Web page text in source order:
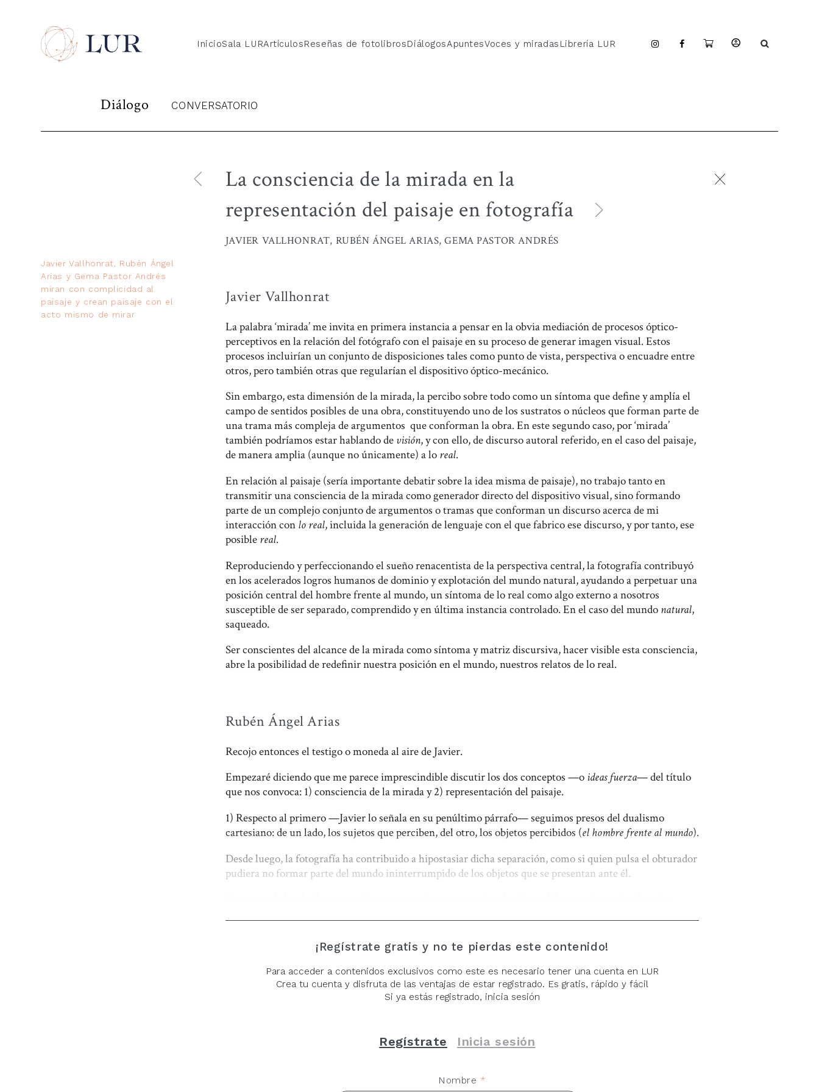
InicioSala LURArtículosReseñas de fotolibrosDiálogosApuntesVoces y miradasLibrería LUR
Diálogo CONVERSATORIO
Javier Vallhonrat, Rubén Ángel
Arias y Gema Pastor Andrés
miran con complicidad al
paisaje y crean paisaje con el
acto mismo de mirar
La consciencia de la mirada en la
representación del paisaje en fotografía
JAVIER VALLHONRAT, RUBÉN ÁNGEL ARIAS, GEMA PASTOR ANDRÉS
Javier Vallhonrat
La palabra ‘mirada’ me invita en primera instancia a pensar en la obvia mediación de procesos óptico-
perceptivos en la relación del fotógrafo con el paisaje en su proceso de generar imagen visual. Estos
procesos incluirían un conjunto de disposiciones tales como punto de vista, perspectiva o encuadre entre
otros, pero también otras que regularían el dispositivo óptico-mecánico.
Sin embargo, esta dimensión de la mirada, la percibo sobre todo como un síntoma que define y amplía el
campo de sentidos posibles de una obra, constituyendo uno de los sustratos o núcleos que forman parte de
una trama más compleja de argumentos que conforman la obra. En este segundo caso, por ‘mirada’
también podríamos estar hablando de visión, y con ello, de discurso autoral referido, en el caso del paisaje,
de manera amplia (aunque no únicamente) a lo real.
En relación al paisaje (sería importante debatir sobre la idea misma de paisaje), no trabajo tanto en
transmitir una consciencia de la mirada como generador directo del dispositivo visual, sino formando
parte de un complejo conjunto de argumentos o tramas que conforman un discurso acerca de mi
interacción conlo real, incluida la generación de lenguaje con el que fabrico ese discurso, y por tanto, ese
posible real.
Reproduciendo y perfeccionando el sueño renacentista de la perspectiva central, la fotografía contribuyó
en los acelerados logros humanos de dominio y explotación del mundo natural, ayudando a perpetuar una
posición central del hombre frente al mundo, un síntoma de lo real como algo externo a nosotros
susceptible de ser separado, comprendido y en última instancia controlado. En el caso del mundo natural,
saqueado.
Ser conscientes del alcance de la mirada como síntoma y matriz discursiva, hacer visible esta consciencia,
abre la posibilidad de redefinir nuestra posición en el mundo, nuestros relatos de lo real.
Rubén Ángel Arias
Recojo entonces el testigo o moneda al aire de Javier.
Empezaré diciendo que me parece imprescindible discutir los dos conceptos —o ideas fuerza— del título
que nos convoca: 1) consciencia de la mirada y 2) representación del paisaje.
1) Respecto al primero —Javier lo señala en su penúltimo párrafo— seguimos presos del dualismo
cartesiano: de un lado, los sujetos que perciben, del otro, los objetos percibidos (el hombre frente al mundo).
Desde luego, la fotografía ha contribuido a hipostasiar dicha separación, como si quien pulsa el obturador
pudiera no formar parte del mundo ininterrumpido de los objetos que se presentan ante él.
mero reflejo de los fenómenos sobre los órganos de la percepción (el ojo-espejo), sino un interminable y
tenso diálogo entre las categorías, los órganos y lo real.
2) En lo que toca a la representación mirespuestaes no: el paisaje no se representa, sino que se construye.
El paisaje supone la descontextualización —más o menos violenta— de una porción de lo que vemos.
contraste frente a bodegones y retratos, por ejemplo).
sentido, y cierro: no hay —no puede haber— paisaje fuera del marco que lo recorta.
¡Regístrate gratis y no te pierdas este contenido!
Para acceder a contenidos exclusivos como este es necesario tener una cuenta en LUR
Crea tu cuenta y disfruta de las ventajas de estar registrado. Es gratis, rápido y fácil
Si ya estás registrado, inicia sesión
Regístrate Inicia sesión
Nombre *